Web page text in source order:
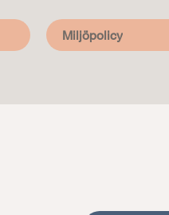
Miljöpolicy